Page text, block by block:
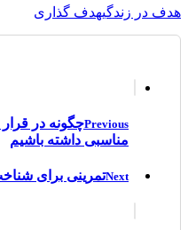
هدف در زندگیهدف گذاری
Previousچگونه در قرار
مناسبی داشته باشیم
Nextتمرینی برای